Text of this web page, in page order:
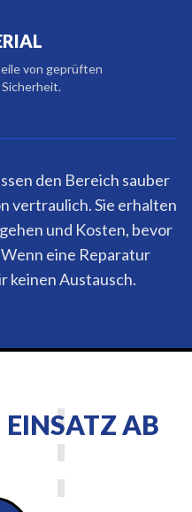
von geprüften
den Bereich sauber
vertraulich. Sie erhalten
und Kosten, bevor
eine Reparatur
keinen Austausch.
EINSATZ AB